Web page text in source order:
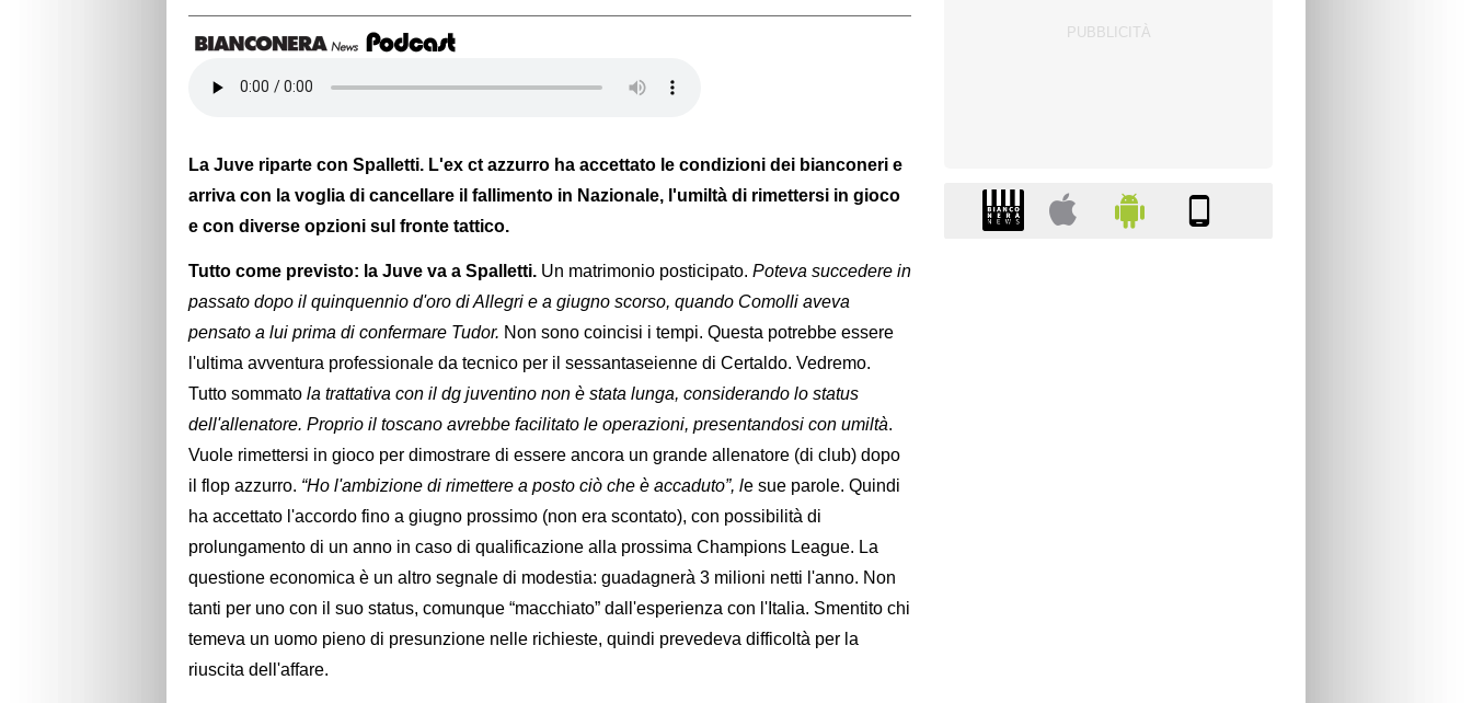
La Juve riparte con Spalletti. L'ex ct azzurro ha accettato le condizioni dei bianconeri e
arriva con la voglia di cancellare il fallimento in Nazionale, l'umiltà di rimettersi in gioco
e con diverse opzioni sul fronte tattico.
Tutto come previsto: la Juve va a Spalletti. Un matrimonio posticipato. Poteva succedere in
passato dopo il quinquennio d'oro di Allegri e a giugno scorso, quando Comolli aveva
pensato a lui prima di confermare Tudor. Non sono coincisi i tempi. Questa potrebbe essere
l'ultima avventura professionale da tecnico per il sessantaseienne di Certaldo. Vedremo.
Tutto sommato la trattativa con il dg juventino non è stata lunga, considerando lo status
dell'allenatore. Proprio il toscano avrebbe facilitato le operazioni, presentandosi con umiltà.
Vuole rimettersi in gioco per dimostrare di essere ancora un grande allenatore (di club) dopo
il flop azzurro. “Ho l'ambizione di rimettere a posto ciò che è accaduto”, le sue parole. Quindi
ha accettato l'accordo fino a giugno prossimo (non era scontato), con possibilità di
prolungamento di un anno in caso di qualificazione alla prossima Champions League. La
questione economica è un altro segnale di modestia: guadagnerà 3 milioni netti l'anno. Non
tanti per uno con il suo status, comunque “macchiato” dall'esperienza con l'Italia. Smentito chi
temeva un uomo pieno di presunzione nelle richieste, quindi prevedeva difficoltà per la
riuscita dell'affare.